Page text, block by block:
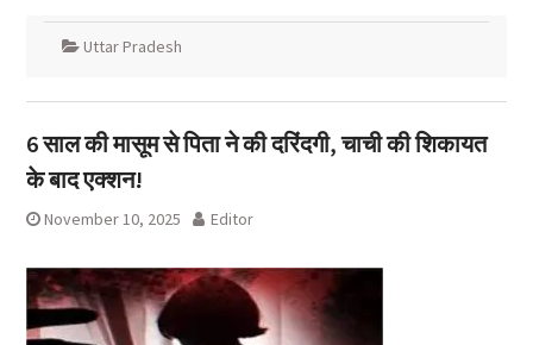
Uttar Pradesh
6 साल की मासूम से पिता ने की दरिंदगी, चाची की शिकायत
के बाद एक्शन!
November 10, 2025 Editor